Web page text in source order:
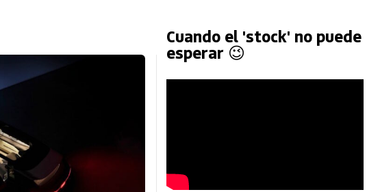
Cuando el 'stock' no puede
esperar 😉